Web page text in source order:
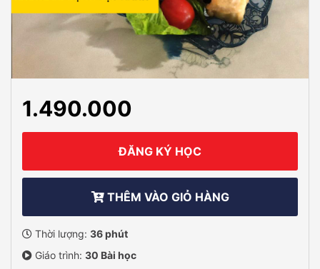
1.490.000
ĐĂNG KÝ HỌC
THÊM VÀO GIỎ HÀNG
Thời lượng: 36 phút
Giáo trình: 30 Bài học